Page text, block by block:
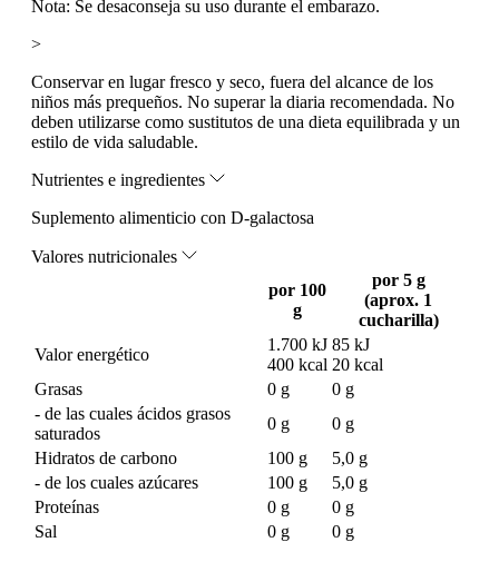
Nota: Se desaconseja su uso durante el embarazo.
>
Conservar en lugar fresco y seco, fuera del alcance de los
niños más prequeños. No superar la diaria recomendada. No
deben utilizarse como sustitutos de una dieta equilibrada y un
estilo de vida saludable.
Nutrientes e ingredientes
Suplemento alimenticio con D-galactosa
Valores nutricionales
por 100
g
por 5 g
(aprox. 1
cucharilla)
Valor energético
1.700 kJ
400 kcal
85 kJ
20 kcal
Grasas
0 g
0 g
- de las cuales ácidos grasos
saturados
0 g
0 g
Hidratos de carbono
100 g
5,0 g
- de los cuales azúcares
100 g
5,0 g
Proteínas
0 g
0 g
Sal
0 g 0 g